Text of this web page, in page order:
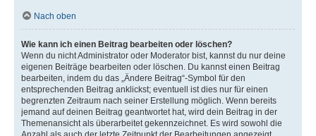
Nach oben
Wie kann ich einen Beitrag bearbeiten oder löschen?
Wenn du nicht Administrator oder Moderator bist, kannst du nur deine
eigenen Beiträge bearbeiten oder löschen. Du kannst einen Beitrag
bearbeiten, indem du das „Ändere Beitrag“-Symbol für den
entsprechenden Beitrag anklickst; eventuell ist dies nur für einen
begrenzten Zeitraum nach seiner Erstellung möglich. Wenn bereits
jemand auf deinen Beitrag geantwortet hat, wird dein Beitrag in der
Themenansicht als überarbeitet gekennzeichnet. Es wird sowohl die